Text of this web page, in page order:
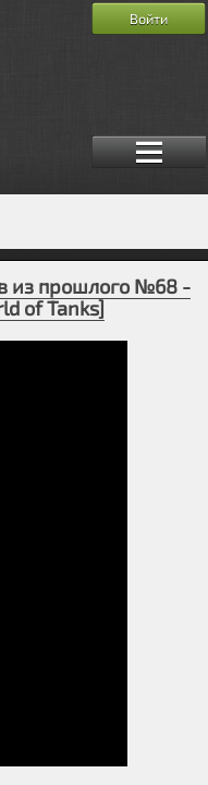
Войти
из прошлого №68 -
of Tanks]